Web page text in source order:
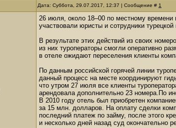
Дата: Суббота, 29.07.2017, 12:37 | Сообщение # 1
26 июля, около 18–00 по местному
участвовали юристы и сотрудники турецкой
В результате этих действий из своих
из них туроператоры смогли оперативно
в отеле ожидают переселения клиенты
По данным российской горячей линии
данный процесс на месте координируют
что утром 27 июля все клиенты
арендовала дополнительно 23 номера.По
В 2010 году отель был приобретен
за 15 млн. долларов. На оплату сделки
последний платеж по займу, после этого
и несколько дней назад суд окончательно